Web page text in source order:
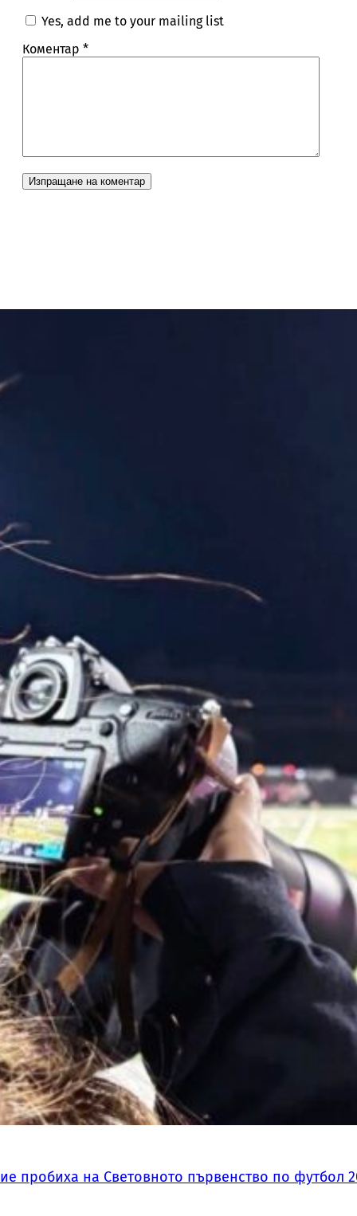
Yes, add me to your mailing list
Коментар *
пробиха на Световното първенство по футбол